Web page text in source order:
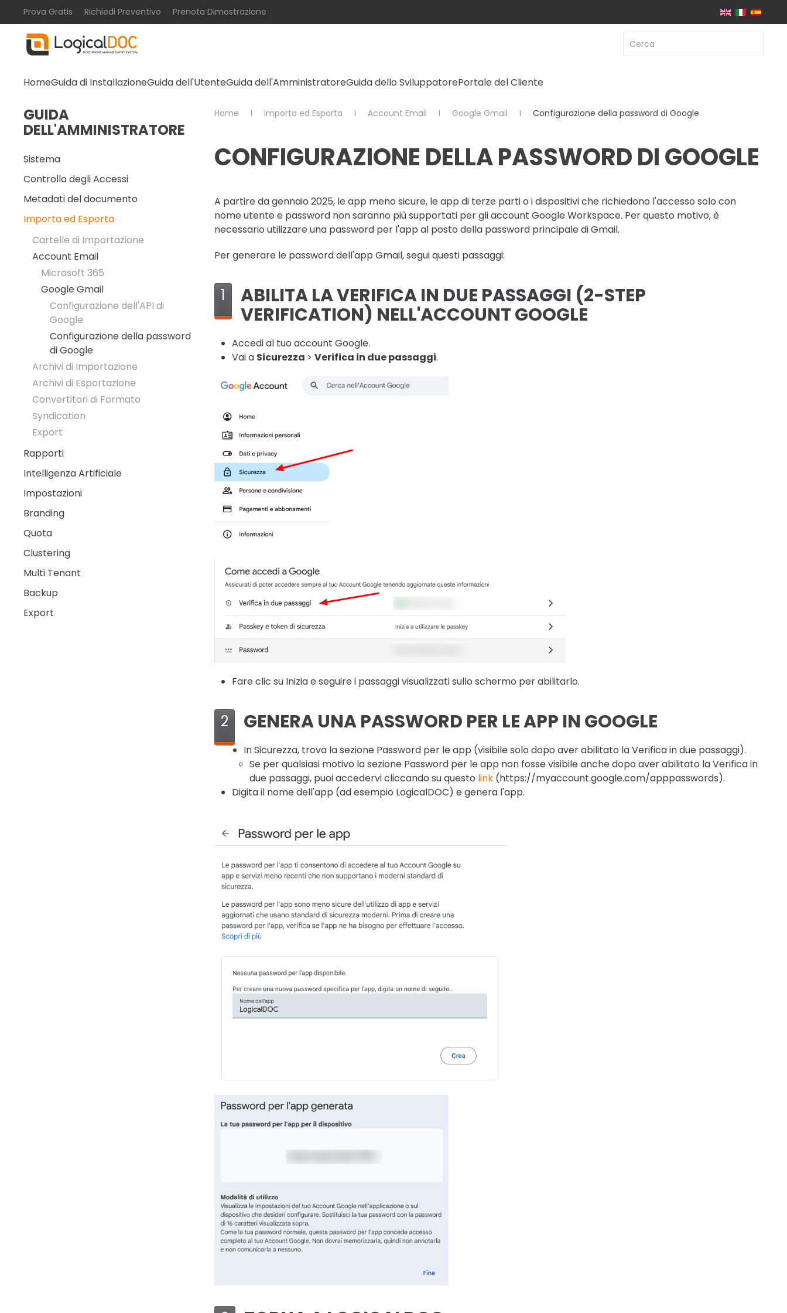
Skip to main content
Prova Gratis Richiedi Preventivo Prenota Dimostrazione
HomeGuida di InstallazioneGuida dell'UtenteGuida dell'AmministratoreGuida dello SviluppatorePortale del Cliente
Home Importa ed Esporta Account Email Google Gmail Configurazione della password di Google
CONFIGURAZIONE DELLA PASSWORD DI GOOGLE
A partire da gennaio 2025, le app meno sicure, le app di terze parti o i dispositivi che richiedono l'accesso solo con
nome utente e password non saranno più supportati per gli account Google Workspace. Per questo motivo, è
necessario utilizzare una password per l'app al posto della password principale di Gmail.
Per generare le password dell'app Gmail, segui questi passaggi:
1 ABILITA LA VERIFICA IN DUE PASSAGGI (2-STEP
VERIFICATION) NELL'ACCOUNT GOOGLE
Accedi al tuo account Google.
Vai a Sicurezza > Verifica in due passaggi.
Fare clic su Inizia e seguire i passaggi visualizzati sullo schermo per abilitarlo.
2 GENERA UNA PASSWORD PER LE APP IN GOOGLE
In Sicurezza, trova la sezione Password per le app (visibile solo dopo aver abilitato la Verifica in due passaggi).
Se per qualsiasi motivo la sezione Password per le app non fosse visibile anche dopo aver abilitato la Verifica in
due passaggi, puoi accedervi cliccando su questo link (https://myaccount.google.com/apppasswords).
Digita il nome dell'app (ad esempio LogicalDOC) e genera l'app.
GUIDA
DELL'AMMINISTRATORE
Sistema
Controllo degli Accessi
Metadati del documento
Importa ed Esporta
Cartelle di Importazione
Account Email
Microsoft 365
Google Gmail
Configurazione dell'API di
Google
Configurazione della password
di Google
Archivi di Importazione
Archivi di Esportazione
Convertitori di Formato
Syndication
Export
Rapporti
Intelligenza Artificiale
Impostazioni
Branding
Quota
Clustering
Multi Tenant
Backup
Export